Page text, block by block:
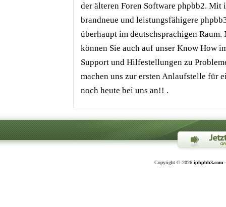
der älteren Foren Software phpbb2.
brandneue und leistungsfähigere
überhaupt im deutschsprachigen
können Sie auch auf unser Know How
Support und Hilfestellungen zu
machen uns zur ersten Anlaufstelle für
noch heute bei uns an!! .
Copyright © 2026 iphpbb3.com